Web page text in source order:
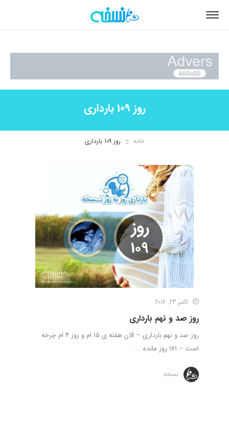
روز 109 بارداری
خانه روز 109 بارداری
اکتبر 23, 2016
روز صد و نهم بارداری
روز صد و نهم بارداری – الان هفته ی 15 ام و روز 4 ام چرخه
است – 171 روز مانده ...
نسخه